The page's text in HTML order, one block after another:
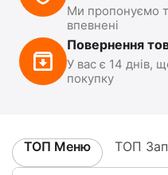
Ми пропонуємо
впевнені
Повернення
У вас є 14 днів,
покупку
ТОП Меню ТОП